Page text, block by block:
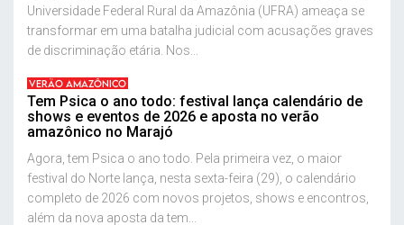
Universidade Federal Rural da Amazônia (UFRA) ameaça se
transformar em uma batalha judicial com acusações graves
de discriminação etária. Nos...
VERÃO AMAZÔNICO
Tem Psica o ano todo: festival lança calendário de
shows e eventos de 2026 e aposta no verão
amazônico no Marajó
Agora, tem Psica o ano todo. Pela primeira vez, o maior
festival do Norte lança, nesta sexta-feira (29), o calendário
completo de 2026 com novos projetos, shows e encontros,
além da nova aposta da tem...